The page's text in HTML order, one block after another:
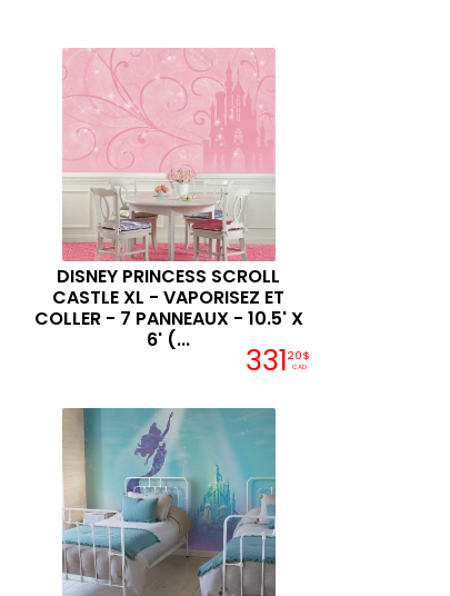
DISNEY PRINCESS SCROLL
CASTLE XL - VAPORISEZ ET
COLLER - 7 PANNEAUX - 10.5' X
6' (...
33120$
CAD